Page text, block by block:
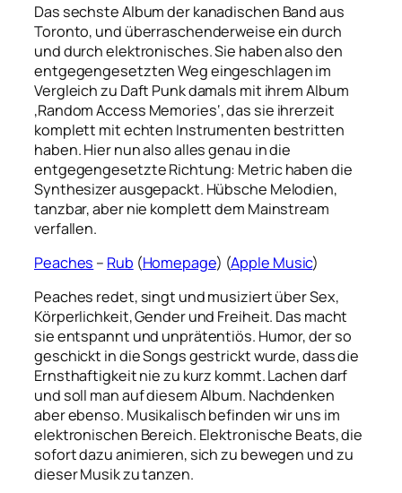
Das sechste Album der kanadischen Band aus
Toronto, und überraschenderweise ein durch
und durch elektronisches. Sie haben also den
entgegengesetzten Weg eingeschlagen im
Vergleich zu Daft Punk damals mit ihrem Album
‚Random Access Memories‘, das sie ihrerzeit
komplett mit echten Instrumenten bestritten
haben. Hier nun also alles genau in die
entgegengesetzte Richtung: Metric haben die
Synthesizer ausgepackt. Hübsche Melodien,
tanzbar, aber nie komplett dem Mainstream
verfallen.
Peaches – Rub (Homepage) (Apple Music)
Peaches redet, singt und musiziert über Sex,
Körperlichkeit, Gender und Freiheit. Das macht
sie entspannt und unprätentiös. Humor, der so
geschickt in die Songs gestrickt wurde, dass die
Ernsthaftigkeit nie zu kurz kommt. Lachen darf
und soll man auf diesem Album. Nachdenken
aber ebenso. Musikalisch befinden wir uns im
elektronischen Bereich. Elektronische Beats, die
sofort dazu animieren, sich zu bewegen und zu
dieser Musik zu tanzen.